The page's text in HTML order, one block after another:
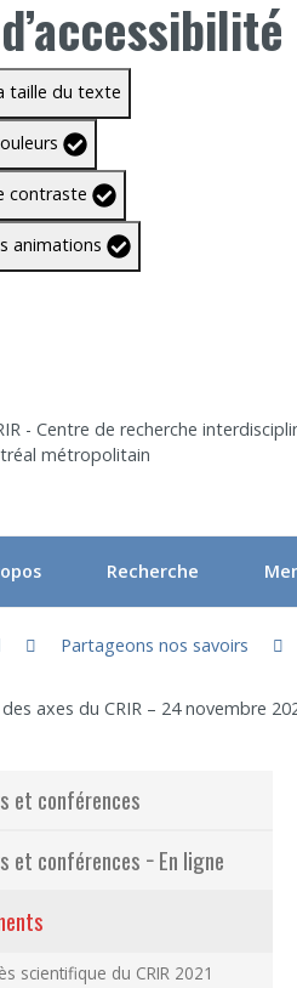
taille du texte
contraste
animations
du CRIR (CGC)
équipe
Recherche
Axes et unités
La recherche
Documentation
Partageons nos savoirs
axes du CRIR – 24 novembre
et conférences
et conférences − En ligne
scientifique du CRIR 2021